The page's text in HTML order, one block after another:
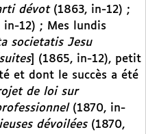
dévot(1863, in-12) ;
in-12) ; Mes lundis
societatis Jesu
] (1865, in-12), petit
et dont le succès a été
de loi sur
(1870, in-
dévoilées(1870,